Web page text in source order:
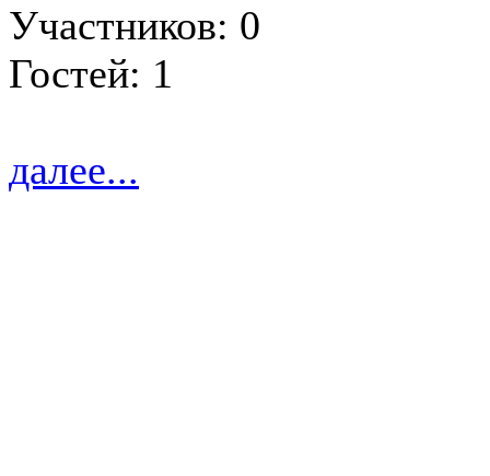
Участников: 0
Гостей: 1
далее...